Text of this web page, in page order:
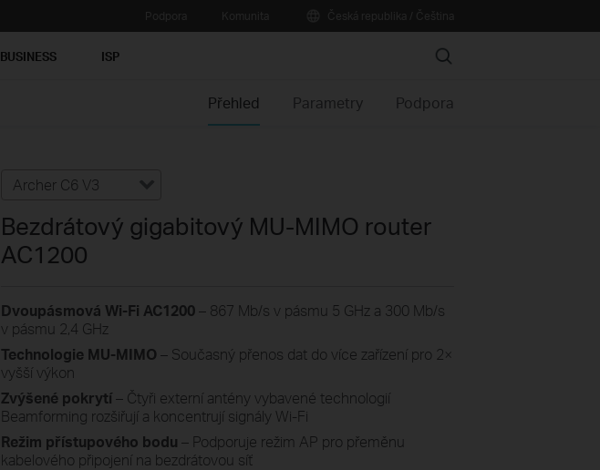
BUSINESS ISP Search
Přehled Parametry Podpora
Archer C6 V3
Bezdrátový gigabitový MU-MIMO router
AC1200
Dvoupásmová Wi-Fi AC1200– 867 Mb/s v pásmu 5 GHz a 300 Mb/s
v pásmu 2,4 GHz
Technologie MU-MIMO – Současný přenos dat do více zařízení pro 2×
vyšší výkon
Zvýšené pokrytí– Čtyři externí antény vybavené technologií
Beamforming rozšiřují a koncentrují signály Wi-Fi
Režim přístupového bodu – Podporuje režim AP pro přeměnu
kabelového připojení na bezdrátovou síť